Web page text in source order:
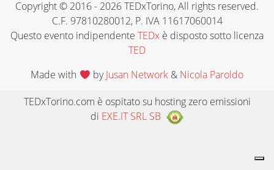
Copyright © 2016 - 2026 TEDxTorino, All rights reserved.
C.F. 97810280012, P. IVA 11617060014
Questo evento indipendente TEDx è disposto sotto licenza
TED
Made with
byJusan Network& Nicola Paroldo
TEDxTorino.com è ospitato su hosting zero emissioni
di EXE.IT SRL SB